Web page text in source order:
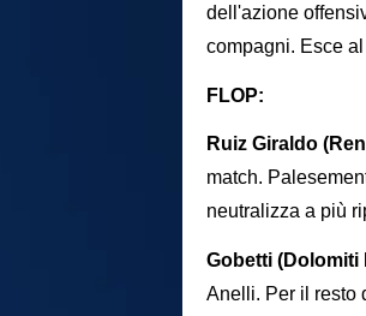
dell'azione
compagni. Esce
FLOP:
Ruiz Giraldo
match.
neutralizza a più
Gobetti (Dolomiti
Anelli. Per il resto